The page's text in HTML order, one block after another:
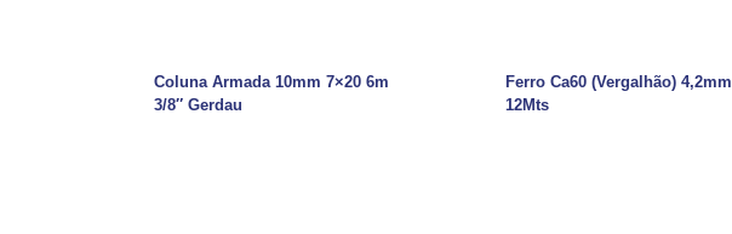
Coluna Armada 10mm 7×20 6m
3/8″ Gerdau
Ferro Ca60 (Vergalhão) 4,2mm
12Mts